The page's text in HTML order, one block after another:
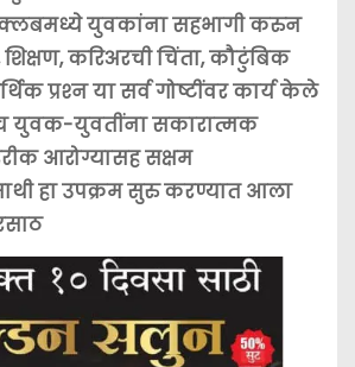
युवकांना सहभागी करुन
करिअरची चिंता, कौटुंबिक
प्रश्‍न या सर्व गोष्टींवर कार्य केले
युवक-युवतींना सकारात्मक
आरोग्यासह सक्षम
हा उपक्रम सुरु करण्यात आला